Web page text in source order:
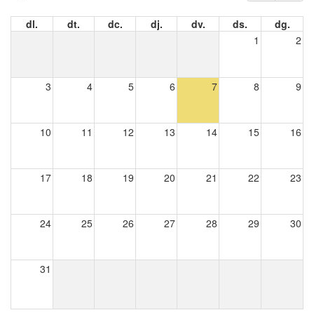
dl. dt. dc. dj. dv. ds.
dg.
1
2
3 4 5 6 7 8 9
10 11 12 13 14 15 16
17 18 19 20 21 22 23
24 25 26 27 28 29 30
31